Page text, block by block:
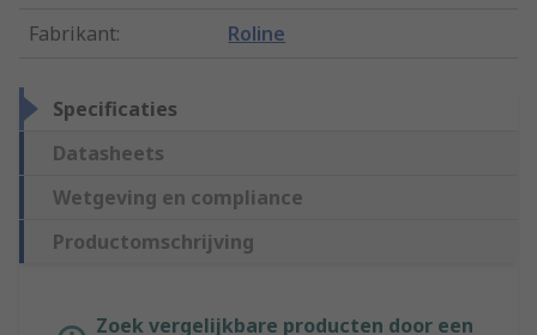
Fabrikant: Roline
Specificaties
Datasheets
Wetgeving en compliance
Productomschrijving
Zoek vergelijkbare producten door een